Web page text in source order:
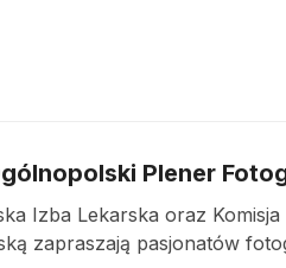
Plener
Izba Lekarska oraz
zapraszają pasjonatów